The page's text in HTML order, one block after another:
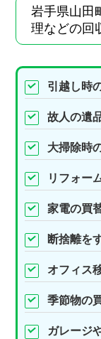
岩手県山田
理などの回
引越し時
故人の遺
大掃除時
リフォー
家電の買
断捨離を
オフィス
季節物の
ガレージ